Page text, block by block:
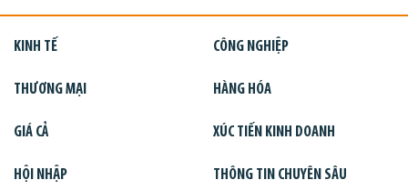
KINH TẾ CÔNG NGHIỆP
THƯƠNG MẠI HÀNG HÓA
GIÁ CẢ XÚC TIẾN KINH DOANH
HỘI NHẬP THÔNG TIN CHUYÊN SÂU